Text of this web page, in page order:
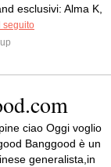
esclusivi: Alma K,
seguito
ciao Oggi voglio
Banggood è un
generalista,in